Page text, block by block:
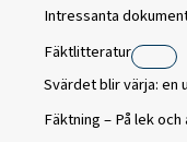
Intressanta
Fäktlitteratur
Svärdet blir värja:
Fäktning – På lek och